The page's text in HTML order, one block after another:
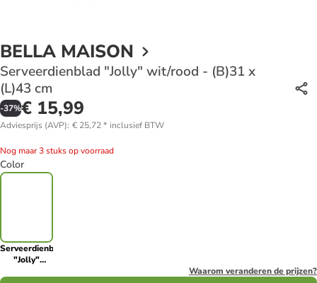
BELLA MAISON
Serveerdienblad "Jolly" wit/rood - (B)31 x
(L)43 cm
-37%€ 15,99
Adviesprijs (AVP): € 25,72* inclusief BTW
Nog maar 3 stuks op voorraad
Color
Serveerdienblad
"Jolly"
Waarom veranderen de prijzen?